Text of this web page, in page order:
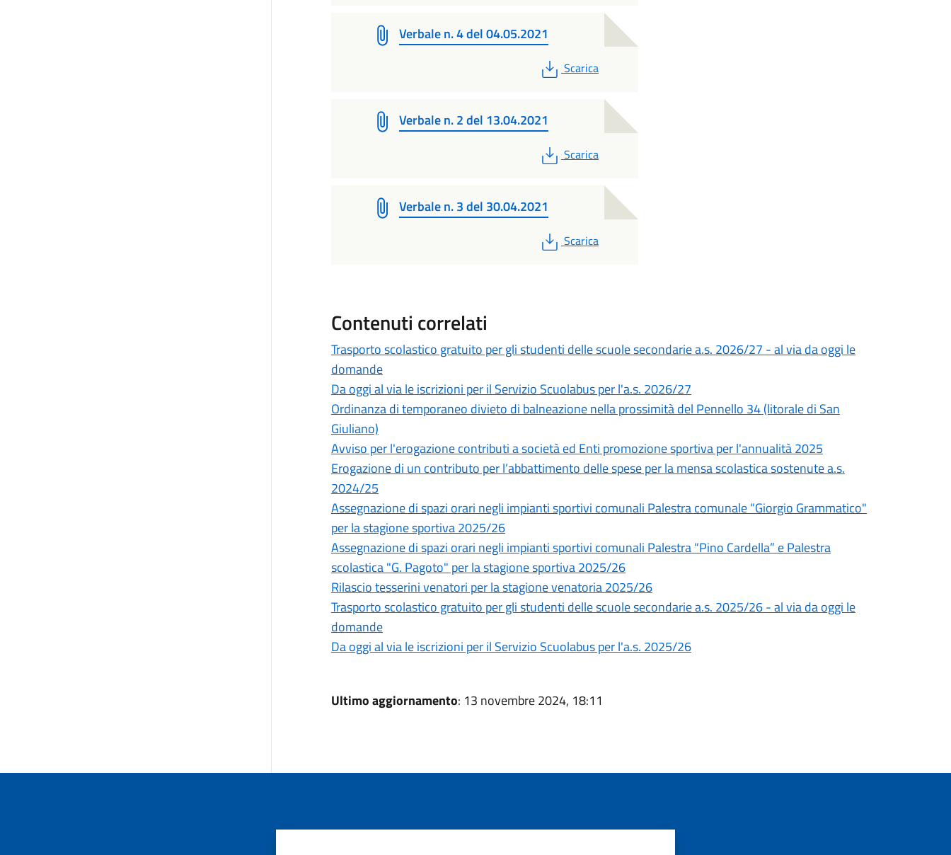
Verbale n. 4 del 04.05.2021
PDF
Scarica
Verbale n. 2 del 13.04.2021
PDF
Scarica
Verbale n. 3 del 30.04.2021
PDF
Scarica
Contenuti correlati
Trasporto scolastico gratuito per gli studenti delle scuole secondarie a.s. 2026/27 - al via da oggi le
domande
Da oggi al via le iscrizioni per il Servizio Scuolabus per l'a.s. 2026/27
Ordinanza di temporaneo divieto di balneazione nella prossimità del Pennello 34 (litorale di San
Giuliano)
Avviso per l'erogazione contributi a società ed Enti promozione sportiva per l'annualità 2025
Erogazione di un contributo per l’abbattimento delle spese per la mensa scolastica sostenute a.s.
2024/25
Assegnazione di spazi orari negli impianti sportivi comunali Palestra comunale “Giorgio Grammatico"
per la stagione sportiva 2025/26
Assegnazione di spazi orari negli impianti sportivi comunali Palestra “Pino Cardella” e Palestra
scolastica "G. Pagoto" per la stagione sportiva 2025/26
Rilascio tesserini venatori per la stagione venatoria 2025/26
Trasporto scolastico gratuito per gli studenti delle scuole secondarie a.s. 2025/26 - al via da oggi le
domande
Da oggi al via le iscrizioni per il Servizio Scuolabus per l'a.s. 2025/26
Ultimo aggiornamento: 13 novembre 2024, 18:11